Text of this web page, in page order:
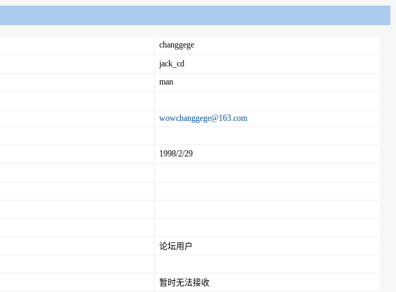
changgege
jack_cd
man
wowchanggege@163.com
1998/2/29
论坛用户
暂时无法接收